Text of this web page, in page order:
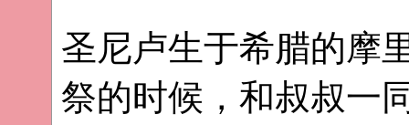
圣尼卢生于希腊的摩
祭的时候，和叔叔一